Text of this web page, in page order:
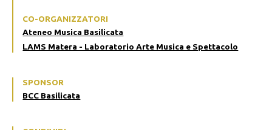
CO-ORGANIZZATORI
Ateneo Musica Basilicata
LAMS Matera - Laboratorio Arte Musica e Spettacolo
SPONSOR
BCC Basilicata